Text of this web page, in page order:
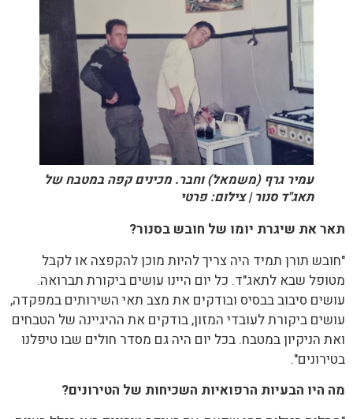
עמיר גרף (משמאל) וחבר. מכינים קפה במטבח של
תאג"ד סנור | צילום: פרטי
תאר את שיגרת יומו של חובש בסנור?
"חובש תורן תמיד היה צריך להיות מוכן להקפצה או לקבל
מטופל שבא לתאג"ד. כל יום היינו עושים ביקורת תברואה.
עושים סיבוב בבסיס ובודקים את מצב תאי השירותים במפקדה,
עושים ביקורת לעובדי המזון, בודקים את ההיגיינה של הטבחים
ואת הניקיון במטבח. בכל יום היה גם מסדר חולים שבו טיפלנו
בטירונים".
מה היו הבעיות הרפואיות השכיחות של הטירונים?